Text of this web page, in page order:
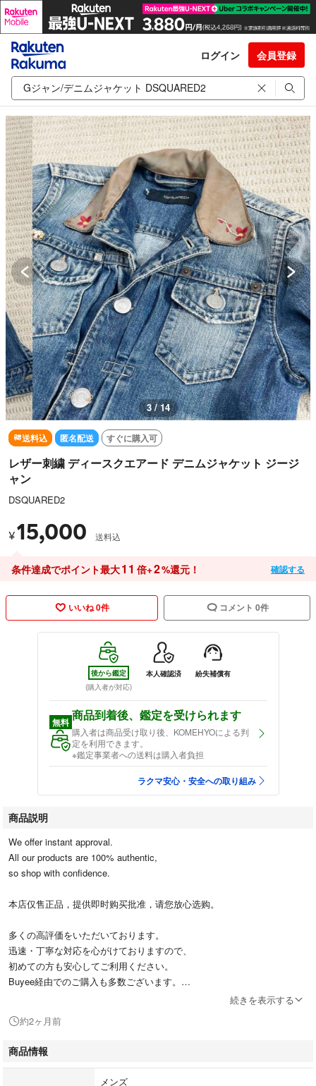
ログイン 会員登録
3 / 14
送料込 匿名配送 すぐに購入可
レザー刺繍 ディースクエアード デニムジャケット ジージ
ャン
DSQUARED2
¥15,000 送料込
条件達成でポイント最大11 倍+2%還元！ 確認する
いいね 0件 コメント 0件
後から鑑定
(購入者が対応)
本人確認済 紛失補償有
無料 商品到着後、鑑定を受けられます
購入者は商品受け取り後、KOMEHYOによる判
定を利用できます。
※鑑定事業者への送料は購入者負担
ラクマ安心・安全への取り組み
商品説明
We offer instant approval.
All our products are 100% authentic,
so shop with confidence.
本店仅售正品，提供即时购买批准，请您放心选购。
多くの高評価をいただいております。
迅速・丁寧な対応を心がけておりますので、
初めての方も安心してご利用ください。
Buyee経由でのご購入も多数ございます。
✨ 即購入OK ✨早い者勝ち!!
✨ 全品送料無料です ✨
続きを表示する
約2ヶ月前
商品情報
メンズ